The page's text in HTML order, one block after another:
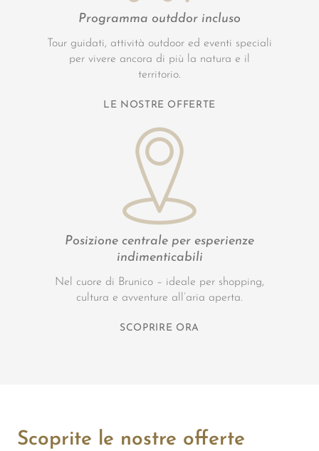
Programma outddor incluso
Tour guidati, attività outdoor ed eventi speciali
per vivere ancora di più la natura e il
territorio.
LE NOSTRE OFFERTE
Posizione centrale per esperienze
indimenticabili
Nel cuore di Brunico – ideale per shopping,
cultura e avventure all’aria aperta.
SCOPRIRE ORA
Scoprite le nostre offerte